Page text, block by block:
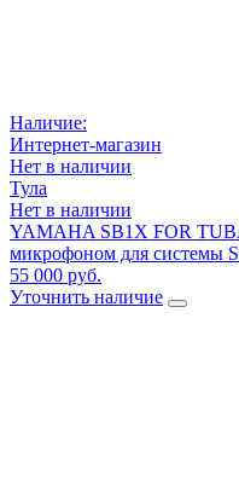
Наличие:
Интернет-магазин
Нет в наличии
Тула
Нет в наличии
YAMAHA SB1X FOR
микрофоном для системы
55 000 руб.
Уточнить наличие